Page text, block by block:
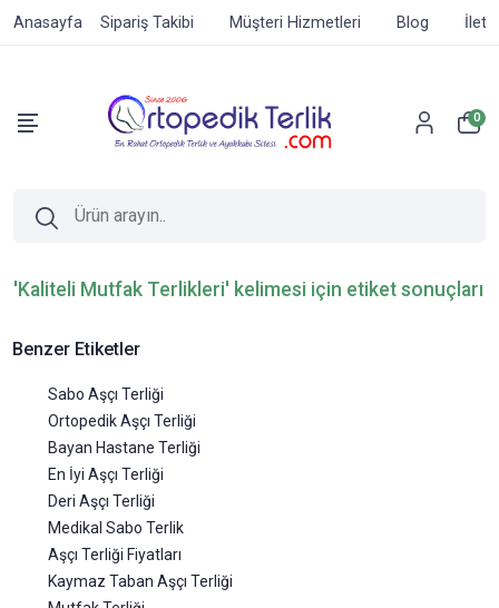
Anasayfa Sipariş Takibi Müşteri Hizmetleri Blog
0
'Kaliteli Mutfak Terlikleri' kelimesi için etiket sonuçları
Benzer Etiketler
Sabo Aşçı Terliği
Ortopedik Aşçı Terliği
Bayan Hastane Terliği
En İyi Aşçı Terliği
Deri Aşçı Terliği
Medikal Sabo Terlik
Aşçı Terliği Fiyatları
Kaymaz Taban Aşçı Terliği